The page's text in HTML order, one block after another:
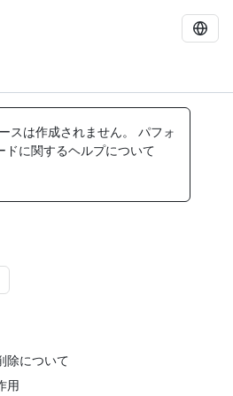
スは作成されません。 パフォ
ドに関するヘルプについて
除について
用